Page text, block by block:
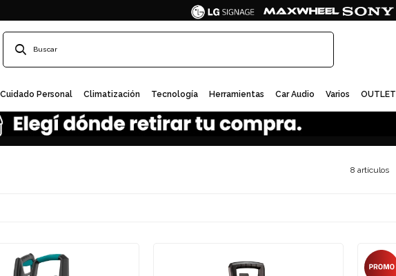
Cuidado Personal Climatización Tecnología Herramientas Car Audio Varios OUTLET
8 artículos